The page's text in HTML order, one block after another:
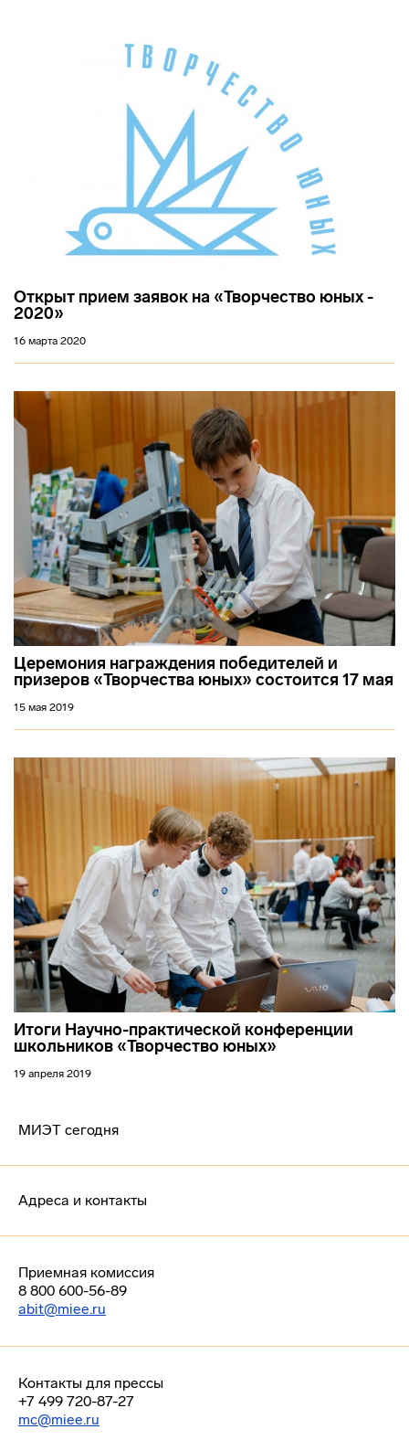
Открыт прием заявок на «Творчество юных -
2020»
16 марта 2020
Церемония награждения победителей и
призеров «Творчества юных» состоится 17 мая
15 мая 2019
Итоги Научно-практической конференции
школьников «Творчество юных»
19 апреля 2019
МИЭТ сегодня
Адреса и контакты
Приемная комиссия
8 800 600-56-89
abit@miee.ru
Контакты для прессы
+7 499 720-87-27
mc@miee.ru